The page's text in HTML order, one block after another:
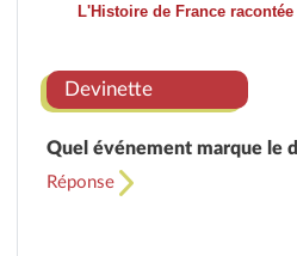
L'Histoire de France
Devinette
Quel événement marque le
Réponse